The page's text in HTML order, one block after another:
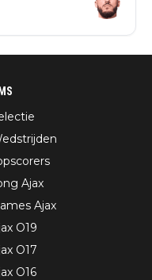
Ajax
Ajax
O19
O17
O16